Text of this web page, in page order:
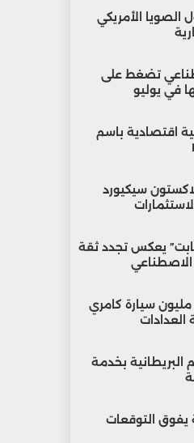
الصويا الأمريكي
تضغط على
في يوليو
اقتصادية باسم
سيكيورد
يعكس تجدد ثقة
الاصطناعي
سيارة كامري
بخدمة
يفوق التوقعات